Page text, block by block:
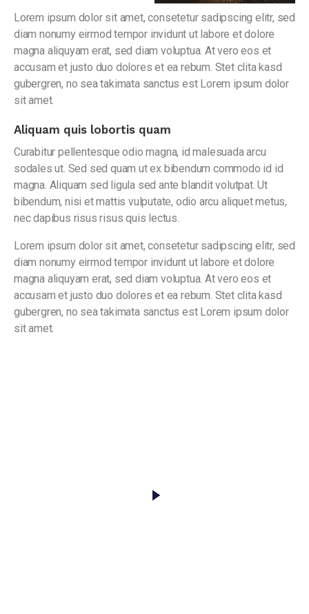
Lorem ipsum dolor sit amet, consetetur sadipscing elitr, sed
diam nonumy eirmod tempor invidunt ut labore et dolore
magna aliquyam erat, sed diam voluptua. At vero eos et
accusam et justo duo dolores et ea rebum. Stet clita kasd
gubergren, no sea takimata sanctus est Lorem ipsum dolor
sit amet.
Aliquam quis lobortis quam
Curabitur pellentesque odio magna, id malesuada arcu
sodales ut. Sed sed quam ut ex bibendum commodo id id
magna. Aliquam sed ligula sed ante blandit volutpat. Ut
bibendum, nisi et mattis vulputate, odio arcu aliquet metus,
nec dapibus risus risus quis lectus.
Lorem ipsum dolor sit amet, consetetur sadipscing elitr, sed
diam nonumy eirmod tempor invidunt ut labore et dolore
magna aliquyam erat, sed diam voluptua. At vero eos et
accusam et justo duo dolores et ea rebum. Stet clita kasd
gubergren, no sea takimata sanctus est Lorem ipsum dolor
sit amet.